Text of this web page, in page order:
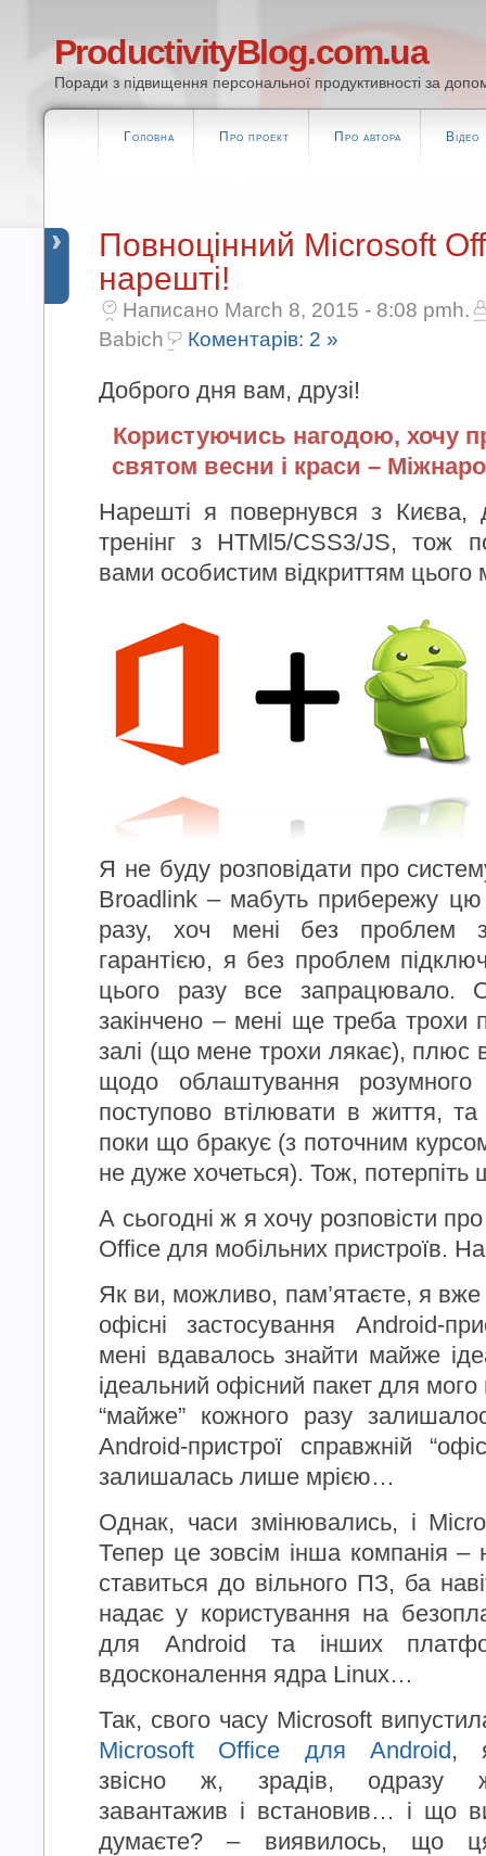
ProductivityBlog.com.ua
Поради з підвищення персональної продуктивності за
Головна Про проект Про автора Відео
Повноцінний Microsoft
нарешті!
Написано March 8, 2015 - 8:08 pmh.
Babich
Коментарів: 2 »
Доброго дня вам, друзі!
Користуючись нагодою, хочу
святом весни і краси –
Нарешті я повернувся з Києва,
тренінг з HTMl5/CSS3/JS, тож
вами особистим відкриттям цього
Я не буду розповідати про
Broadlink – мабуть прибережу цю
разу, хоч мені без проблем
гарантією, я без проблем
цього разу все запрацювало.
закінчено – мені ще треба трохи
залі (що мене трохи лякає), плюс
щодо облаштування
поступово втілювати в життя,
поки що бракує (з поточним
не дуже хочеться). Тож, потерпіть
А сьогодні ж я хочу розповісти
Office для мобільних пристроїв.
Як ви, можливо, пам’ятаєте, я вже
офісні застосування Android-
мені вдавалось знайти майже
ідеальний офісний пакет для
“майже” кожного разу
Android-пристрої справжній
залишалась лише мрією…
Однак, часи змінювались, і
Тепер це зовсім інша компанія
ставиться до вільного ПЗ, ба
надає у користування на
для Android та інших
вдосконалення ядра Linux…
Так, свого часу Microsoft
Microsoft Office для Android,
звісно ж, зрадів, одразу
завантажив і встановив… і що
думаєте? – виявилось, що